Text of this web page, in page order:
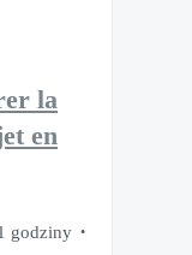
la
en
godziny